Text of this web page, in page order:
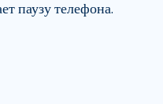
паузу телефона.